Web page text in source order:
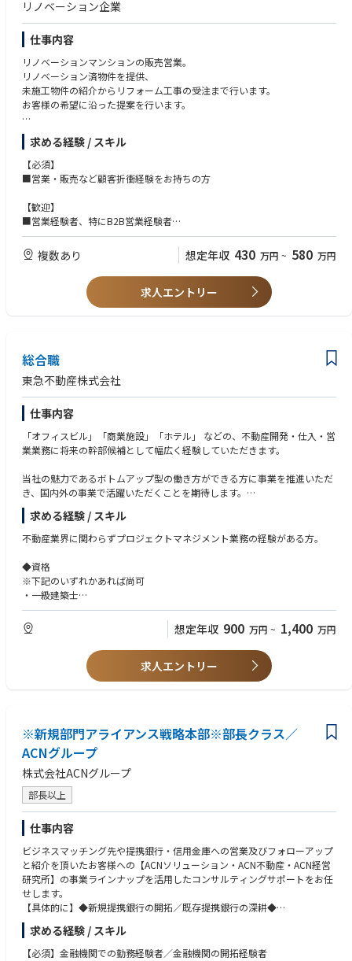
リノベーション企業
仕事内容
リノベーションマンションの販売営業。
リノベーション済物件を提供、
未施工物件の紹介からリフォーム工事の受注まで行います。
お客様の希望に沿った提案を行います。
【具体的には】
インサイドセールス部門が獲得した反響からのアポイントに対応し、
マンションのハード・ソフト面、ローンや税金等の知識を駆使して提案し
ます。
■当社がリノベーションを施したマンションを販売
■未施工物件を紹介し、リフォーム工事を受注
「仕入れ」「営業」両方を習得可能です。
求める経験 / スキル
【必須】
■営業・販売など顧客折衝経験をお持ちの方
【歓迎】
■営業経験者、特にB2B営業経験者
■不動産業界経験者
■長期的な関係構築を重視できる方
複数あり 想定年収 430 万円 ~ 580 万円
求人エントリー
総合職
東急不動産株式会社
仕事内容
「オフィスビル」「商業施設」「ホテル」 などの、不動産開発・仕入・営
業業務に将来の幹部候補として幅広く経験していただきます。
当社の魅力であるボトムアップ型の働き方ができる方に事業を推進いただ
き、国内外の事業で活躍いただくことを期待します。
※配属部署はご経験に応じて決定いたします
求める経験 / スキル
不動産業界に関わらずプロジェクトマネジメント業務の経験がある方。
◆資格
※下記のいずれかあれば尚可
・一級建築士
・宅地建物取引士
・不動産証券化マスター
・再開発プランナー資格
想定年収 900 万円 ~ 1,400 万円
求人エントリー
※新規部門アライアンス戦略本部※部長クラス／
ACNグループ
株式会社ACNグループ
部長以上
仕事内容
ビジネスマッチング先や提携銀行・信用金庫への営業及びフォローアップ
と紹介を頂いたお客様への【ACNソリューション・ACN不動産・ACN経営
研究所】の事業ラインナップを活用したコンサルティングサポートをお任
せします。
【具体的に】◆新規提携銀行の開拓／既存提携銀行の深耕◆
・提携銀行・信用金庫様との関係構築、ルートセールス、提携先銀行の開
拓業務
・提携先の金融機関の支店に訪問し、同社グループの商材やサービスをご
求める経験 / スキル
【必須】金融機関での勤務経験者／金融機関の開拓経験者